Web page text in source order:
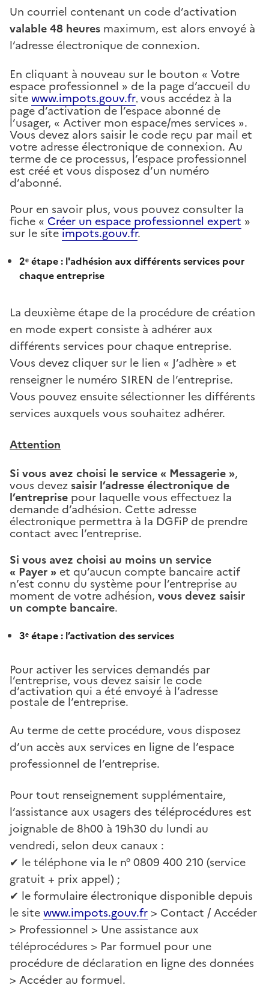
Un courriel contenant un code d’activation
valable 48 heures maximum, est alors envoyé à
l’adresse électronique de connexion.
En cliquant à nouveau sur le bouton « Votre
espace professionnel » de la page d’accueil du
sitewww.impots.gouv.fr, vous accédez à la
page d’activation de l’espace abonné de
l’usager, « Activer mon espace/mes services ».
Vous devez alors saisir le code reçu par mail et
votre adresse électronique de connexion. Au
terme de ce processus, l’espace professionnel
est créé et vous disposez d’un numéro
d’abonné.
Pour en savoir plus, vous pouvez consulter la
fiche « Créer un espace professionnel expert »
sur le siteimpots.gouv.fr.
2ᵉ étape : l'adhésion aux différents services pour
chaque entreprise
La deuxième étape de la procédure de création
en mode expert consiste à adhérer aux
différents services pour chaque entreprise.
Vous devez cliquer sur le lien « J’adhère » et
renseigner le numéro SIREN de l’entreprise.
Vous pouvez ensuite sélectionner les différents
services auxquels vous souhaitez adhérer.
Attention
Si vous avez choisi le service « Messagerie »,
vous devezsaisir l’adresse électronique de
l’entreprise pour laquelle vous effectuez la
demande d’adhésion. Cette adresse
électronique permettra à la DGFiP de prendre
contact avec l’entreprise.
Si vous avez choisi au moins un service
« Payer » et qu’aucun compte bancaire actif
n’est connu du système pour l’entreprise au
moment de votre adhésion, vous devez saisir
un compte bancaire.
3ᵉ étape : l’activation des services
Pour activer les services demandés par
l’entreprise, vous devez saisir le code
d’activation qui a été envoyé à l’adresse
postale de l’entreprise.
Au terme de cette procédure, vous disposez
d’un accès aux services en ligne de l’espace
professionnel de l’entreprise.
Pour tout renseignement supplémentaire,
l’assistance aux usagers des téléprocédures est
joignable de 8h00 à 19h30 du lundi au
vendredi, selon deux canaux :
✔ le téléphone via le n° 0809 400 210 (service
gratuit + prix appel) ;
✔ le formulaire électronique disponible depuis
le sitewww.impots.gouv.fr> Contact / Accéder
> Professionnel > Une assistance aux
téléprocédures > Par formuel pour une
procédure de déclaration en ligne des données
> Accéder au formuel.